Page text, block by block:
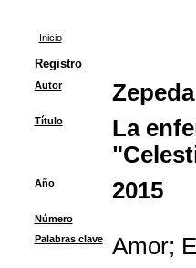
Inicio
Registro
Autor
Título
La
Año 2015
Número
Palabras clave
Amor;